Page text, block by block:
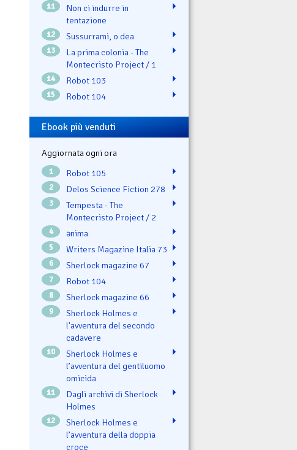
11
Non ci indurre in
tentazione
12 Sussurrami, o dea
13
La prima colonia - The
Montecristo Project / 1
14 Robot 103
15 Robot 104
Ebook più venduti
Aggiornata ogni ora
1 Robot 105
2 Delos Science Fiction 278
3
Tempesta - The
Montecristo Project / 2
4 ənima
5 Writers Magazine Italia 73
6 Sherlock magazine 67
7 Robot 104
8 Sherlock magazine 66
9
Sherlock Holmes e
l'avventura del secondo
cadavere
10
Sherlock Holmes e
l’avventura del gentiluomo
omicida
11
Dagli archivi di Sherlock
Holmes
12
Sherlock Holmes e
l’avventura della doppia
croce